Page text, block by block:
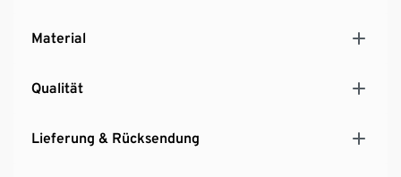
Material
Qualität
Lieferung & Rücksendung